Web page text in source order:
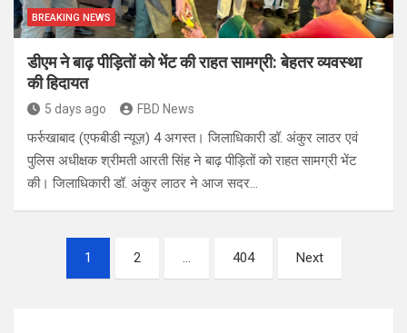
BREAKING NEWS
डीएम ने बाढ़ पीड़ितों को भेंट की राहत सामग्री: बेहतर व्यवस्था
की हिदायत
5 days ago FBD News
फर्रुखाबाद (एफबीडी न्यूज़) 4 अगस्त। जिलाधिकारी डॉ. अंकुर लाठर एवं
पुलिस अधीक्षक श्रीमती आरती सिंह ने बाढ़ पीड़ितों को राहत सामग्री भेंट
की। जिलाधिकारी डॉ. अंकुर लाठर ने आज सदर…
pagination
1 2 … 404 Next